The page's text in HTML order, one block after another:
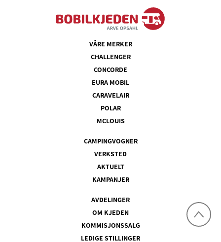
VÅRE MERKER
CHALLENGER
CONCORDE
EURA MOBIL
CARAVELAIR
POLAR
MCLOUIS
CAMPINGVOGNER
VERKSTED
AKTUELT
KAMPANJER
AVDELINGER
OM KJEDEN
KOMMISJONSSALG
LEDIGE STILLINGER